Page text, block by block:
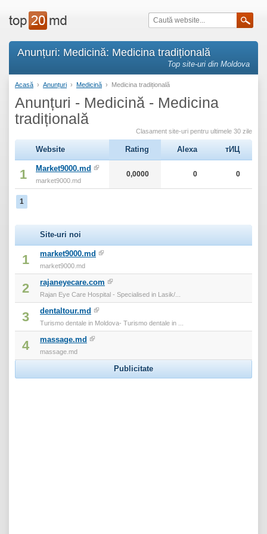
Anunțuri: Medicină: Medicina tradițională
Top site-uri din Moldova
Acasă › Anunțuri › Medicină › Medicina tradițională
Anunțuri - Medicină - Medicina
tradițională
Clasament site-uri pentru ultimele 30 zile
Website Rating Alexa тИЦ
1 Market9000.md
market9000.md
0,0000 0 0
1
Site-uri noi
1 market9000.md
market9000.md
2 rajaneyecare.com
Rajan Eye Care Hospital - Specialised in Lasik/...
3 dentaltour.md
Turismo dentale in Moldova- Turismo dentale in ...
4 massage.md
massage.md
Publicitate